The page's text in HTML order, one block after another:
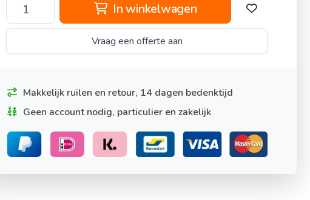
In winkelwagen
Vraag een offerte aan
Makkelijk ruilen en retour, 14 dagen bedenktijd
Geen account nodig, particulier en zakelijk